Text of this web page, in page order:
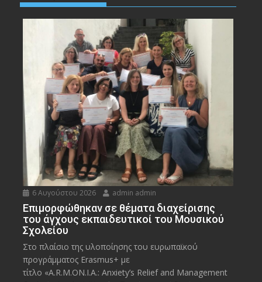
6 Αυγούστου 2026 admin admin
Eπιμορφώθηκαν σε θέματα διαχείρισης
του άγχους εκπαιδευτικοί του Μουσικού
Σχολείου
Στο πλαίσιο της υλοποίησης του ευρωπαϊκού
προγράμματος Erasmus+ με
τίτλο «A.R.M.ON.I.A.: Anxiety’s Relief and Management